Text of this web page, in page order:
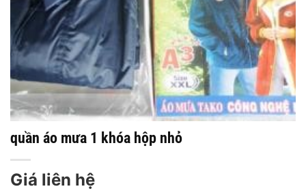
quần áo mưa 1 khóa hộp nhỏ
Giá liên hệ